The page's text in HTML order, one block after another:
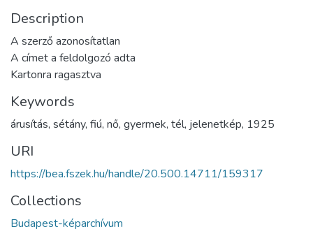
Description
A szerző azonosítatlan
A címet a feldolgozó adta
Kartonra ragasztva
Keywords
árusítás, sétány, fiú, nő, gyermek, tél, jelenetkép, 1925
URI
https://bea.fszek.hu/handle/20.500.14711/159317
Collections
Budapest-képarchívum